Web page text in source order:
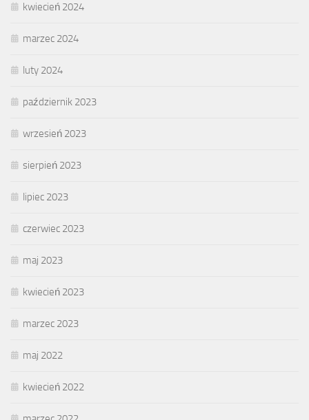
kwiecień 2024
marzec 2024
luty 2024
październik 2023
wrzesień 2023
sierpień 2023
lipiec 2023
czerwiec 2023
maj 2023
kwiecień 2023
marzec 2023
maj 2022
kwiecień 2022